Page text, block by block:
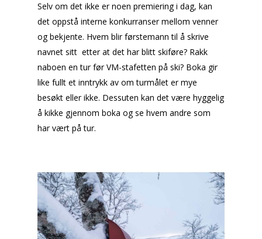
Selv om det ikke er noen premiering i dag, kan
det oppstå interne konkurranser mellom venner
og bekjente. Hvem blir førstemann til å skrive
navnet sitt etter at det har blitt skiføre? Rakk
naboen en tur før VM-stafetten på ski? Boka gir
like fullt et inntrykk av om turmålet er mye
besøkt eller ikke. Dessuten kan det være hyggelig
å kikke gjennom boka og se hvem andre som
har vært på tur.